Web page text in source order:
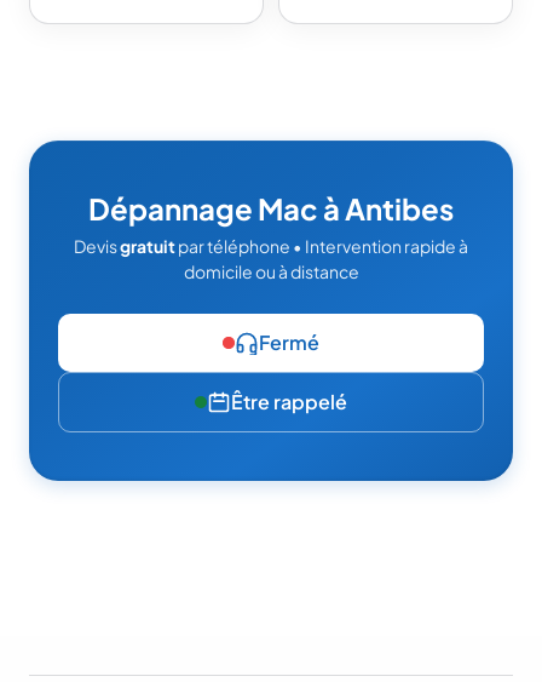
Dépannage Mac à Antibes
Devisgratuitpar téléphone • Intervention rapide à
domicile ou à distance
Fermé
Être rappelé